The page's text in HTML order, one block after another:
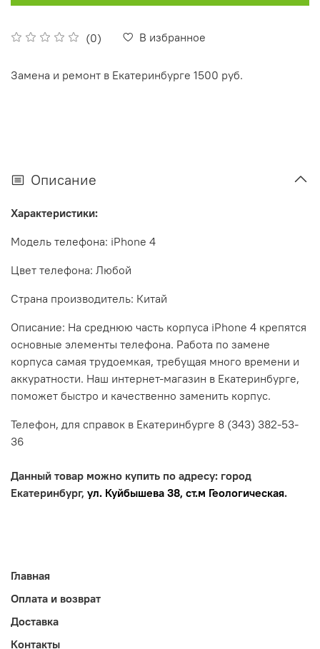
(0) В избранное
Замена и ремонт в Екатеринбурге 1500 руб.
Описание
Характеристики:
Модель телефона: iPhone 4
Цвет телефона: Любой
Страна производитель: Китай
Описание: На среднюю часть корпуса iPhone 4 крепятся
основные элементы телефона. Работа по замене
корпуса самая трудоемкая, требущая много времени и
аккуратности. Наш интернет-магазин в Екатеринбурге,
поможет быстро и качественно заменить корпус.
Телефон, для справок в Екатеринбурге 8 (343) 382-53-
36
Данный товар можно купить по адресу: город
Екатеринбург, ул. Куйбышева 38, ст.м Геологическая.
Главная
Оплата и возврат
Доставка
Контакты